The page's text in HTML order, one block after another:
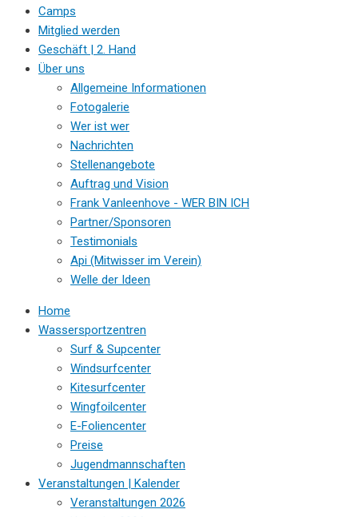
Camps
Mitglied werden
Geschäft | 2. Hand
Über uns
Allgemeine Informationen
Fotogalerie
Wer ist wer
Nachrichten
Stellenangebote
Auftrag und Vision
Frank Vanleenhove - WER BIN ICH
Partner/Sponsoren
Testimonials
Api (Mitwisser im Verein)
Welle der Ideen
Home
Wassersportzentren
Surf & Supcenter
Windsurfcenter
Kitesurfcenter
Wingfoilcenter
E-Foliencenter
Preise
Jugendmannschaften
Veranstaltungen | Kalender
Veranstaltungen 2026